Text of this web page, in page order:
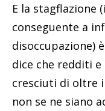
E la stagflazione
conseguente a
disoccupazione)
dice che redditi
cresciuti di oltre
non se ne siano